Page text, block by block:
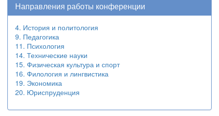
Направления работы конференции
4. История и политология
9. Педагогика
11. Психология
14. Технические науки
15. Физическая культура и спорт
16. Филология и лингвистика
19. Экономика
20. Юриспруденция